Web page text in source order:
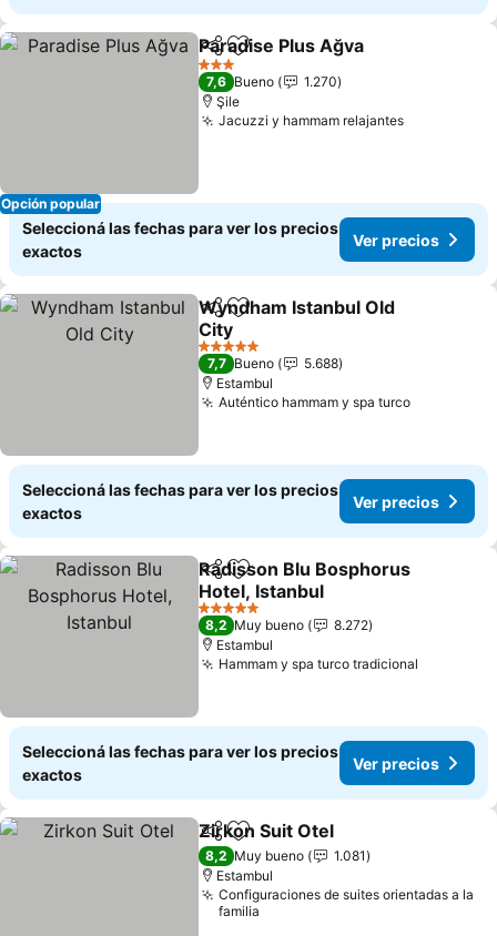
Opción popular
CompartirAñadir a favoritos
Paradise Plus Ağva
3 Estrellas
7,6 Bueno
1.270
Şile
Jacuzzi y hammam relajantes
Seleccioná las fechas para ver los precios
exactos
Ver precios
CompartirAñadir a favoritos
Wyndham Istanbul Old
City
5 Estrellas
7,7 Bueno
5.688
Estambul
Auténtico hammam y spa turco
Seleccioná las fechas para ver los precios
exactos
Ver precios
CompartirAñadir a favoritos
Radisson Blu Bosphorus
Hotel, Istanbul
5 Estrellas
8,2 Muy bueno
8.272
Estambul
Hammam y spa turco tradicional
Seleccioná las fechas para ver los precios
exactos
Ver precios
CompartirAñadir a favoritos
Zirkon Suit Otel
8,2 Muy bueno
1.081
Estambul
Configuraciones de suites orientadas a la
familia